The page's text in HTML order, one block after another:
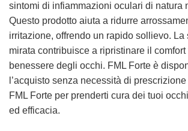
sintomi di infiammazioni oculari di natura
Questo prodotto aiuta a ridurre
irritazione, offrendo un rapido sollievo. La
mirata contribuisce a ripristinare il comfort
benessere degli occhi. FML Forte è
l’acquisto senza necessità di
FML Forte per prenderti cura dei tuoi
ed efficacia.